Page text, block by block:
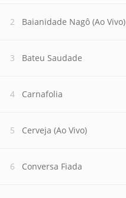
Baianidade Nagô (Ao Vivo)
Bateu Saudade
Carnafolia
Cerveja (Ao Vivo)
Conversa Fiada